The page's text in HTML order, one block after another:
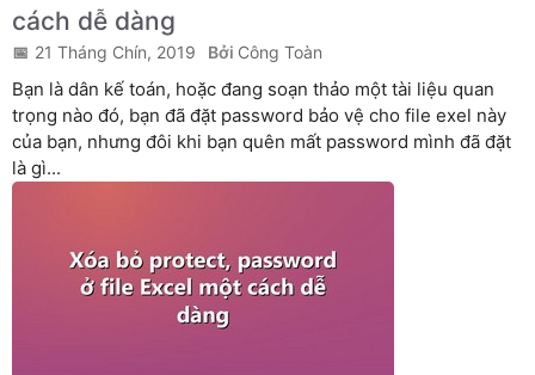
cách dễ dàng
21 Tháng Chín, 2019 Công Toàn
Bạn là dân kế toán, hoặc đang soạn thảo một tài liệu quan
trọng nào đó, bạn đã đặt password bảo vệ cho file exel này
của bạn, nhưng đôi khi bạn quên mất password mình đã đặt
là gì...